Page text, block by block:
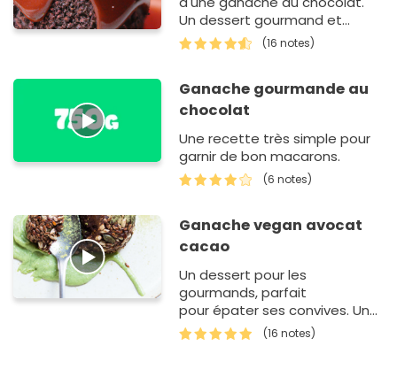
Un dessert gourmand et
régressif avec lequel se
régaler !
(16 notes)
Ganache gourmande au
chocolat
Une recette très simple pour
garnir de bon macarons.
(6 notes)
Ganache vegan avocat
cacao
Un dessert pour les
gourmands, parfait
pour épater ses convives. Une
chouette recette d'Emelyne
Perot, cheffe chez
(16 notes)